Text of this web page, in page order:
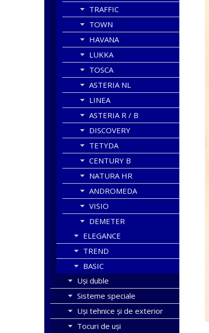
TRAFFIC
TOWN
HAVANA
LUKKA
TOSCA
ASTERIA NL
LINEA
ASTERIA R / B
DISCOVERY
TETYDA
CENTURY B
NATURA HR
ANDROMEDA
VISIO
DEMETER
ELEGANCE
TREND
BASIC
Uşi duble
Sisteme speciale
Uși tehnice și de exterior
Tocuri de uși